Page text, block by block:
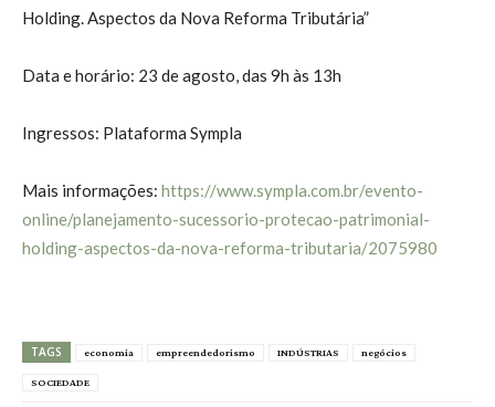
Holding. Aspectos da Nova Reforma Tributária”
Data e horário: 23 de agosto, das 9h às 13h
Ingressos: Plataforma Sympla
Mais informações: https://www.sympla.com.br/evento-
online/planejamento-sucessorio-protecao-patrimonial-
holding-aspectos-da-nova-reforma-tributaria/2075980
TAGS economia empreendedorismo INDÚSTRIAS negócios
SOCIEDADE